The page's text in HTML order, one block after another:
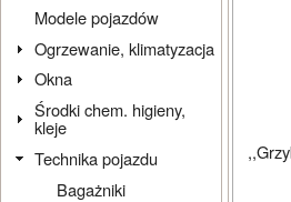
Modele pojazdów
Ogrzewanie, klimatyzacja
Okna
Środki chem. higieny,
kleje
Technika pojazdu
Bagażniki